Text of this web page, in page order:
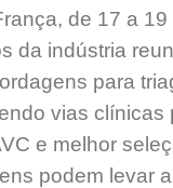
de 17 a
da indústria
para
vias clínicas
e melhor
podem levar